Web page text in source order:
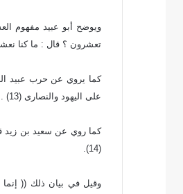
ويوضح أبو عبيد مفهوم
تعشرون ؟ قال : ما كنا
كما يروي عن حرب عبيد
على اليهود والنصارى (13) .
كما روي عن سعيد بن زيد
(14).
وقيل في بيان ذلك (( إنما